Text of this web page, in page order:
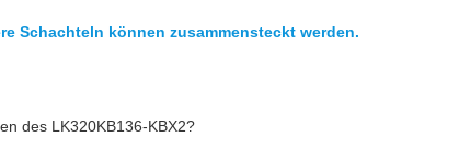
Schachteln können zusammensteckt werden.
des LK320KB136-KBX2?